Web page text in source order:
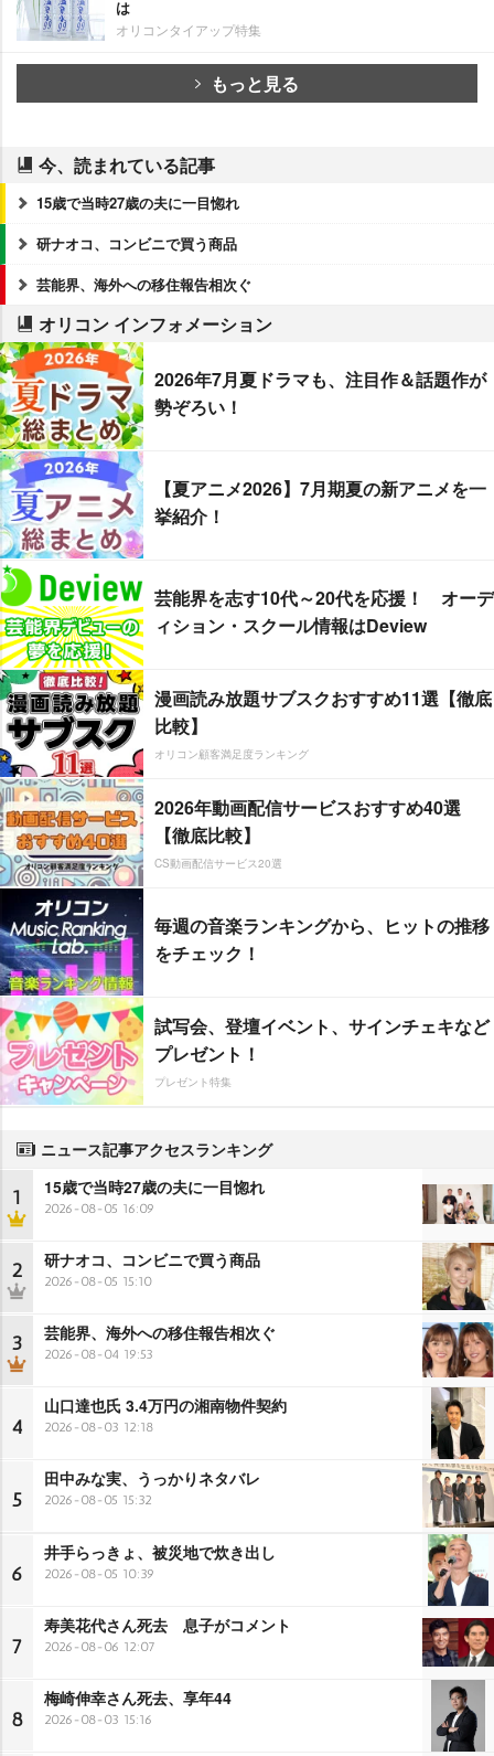
は
オリコンタイアップ特集
もっと見る
今、読まれている記事
15歳で当時27歳の夫に一目惚れ
研ナオコ、コンビニで買う商品
芸能界、海外への移住報告相次ぐ
オリコン インフォメーション
2026年7月夏ドラマも、注目作＆話題作が
勢ぞろい！
【夏アニメ2026】7月期夏の新アニメを一
挙紹介！
芸能界を志す10代～20代を応援！ オーデ
ィション・スクール情報はDeview
漫画読み放題サブスクおすすめ11選【徹底
比較】
オリコン顧客満足度ランキング
2026年動画配信サービスおすすめ40選
【徹底比較】
CS動画配信サービス20選
毎週の音楽ランキングから、ヒットの推移
をチェック！
試写会、登壇イベント、サインチェキなど
プレゼント！
プレゼント特集
ニュース記事アクセスランキング
1 15歳で当時27歳の夫に一目惚れ
2026-08-05 16:09
2 研ナオコ、コンビニで買う商品
2026-08-05 15:10
3 芸能界、海外への移住報告相次ぐ
2026-08-04 19:53
4
山口達也氏 3.4万円の湘南物件契約
2026-08-03 12:18
5
田中みな実、うっかりネタバレ
2026-08-05 15:32
6
井手らっきょ、被災地で炊き出し
2026-08-05 10:39
7
寿美花代さん死去 息子がコメント
2026-08-06 12:07
8
梅崎伸幸さん死去、享年44
2026-08-03 15:16